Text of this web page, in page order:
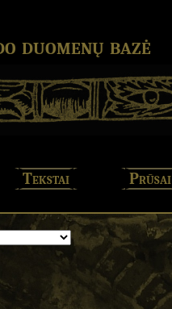
duomenų bazė
Tekstai Prūsai